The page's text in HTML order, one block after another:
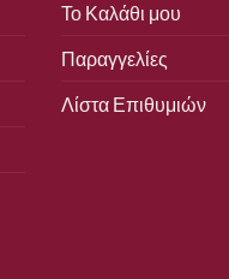
Το Καλάθι μου
Παραγγελίες
Λίστα Επιθυμιών